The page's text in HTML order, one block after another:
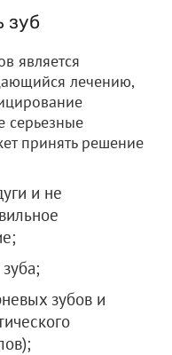
зуб
является
лечению,
серьезные
принять решение
и не
зубов и